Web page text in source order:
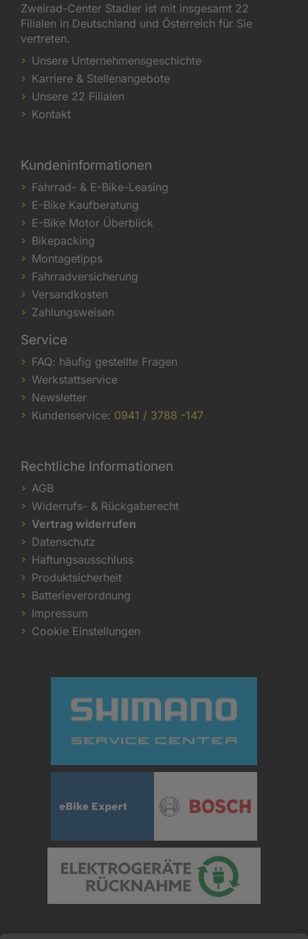
Zweirad-Center Stadler ist mit insgesamt 22
Filialen in Deutschland und Österreich für Sie
vertreten.
Unsere Unternehmensgeschichte
Karriere & Stellenangebote
Unsere 22 Filialen
Kontakt
Kundeninformationen
Fahrrad- & E-Bike-Leasing
E-Bike Kaufberatung
E-Bike Motor Überblick
Bikepacking
Montagetipps
Fahrradversicherung
Versandkosten
Zahlungsweisen
Service
FAQ: häufig gestellte Fragen
Werkstattservice
Newsletter
Kundenservice: 0941 / 3788 -147
Rechtliche Informationen
AGB
Widerrufs- & Rückgaberecht
Vertrag widerrufen
Datenschutz
Haftungsausschluss
Produktsicherheit
Batterieverordnung
Impressum
Cookie Einstellungen